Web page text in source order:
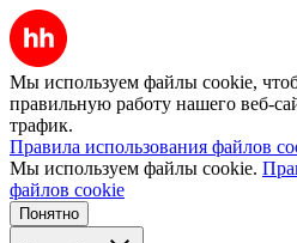
Мы используем файлы cookie,
правильную работу нашего веб-
трафик.
Правила использования файлов
Мы используем файлы cookie.
файлов cookie
Понятно